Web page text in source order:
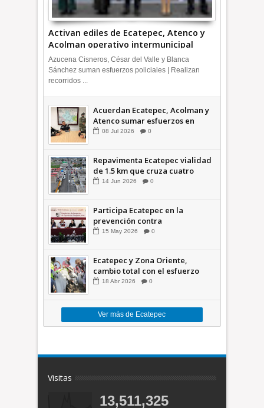
Activan ediles de Ecatepec, Atenco y
Acolman operativo intermunicipal
Azucena Cisneros, César del Valle y Blanca
Sánchez suman esfuerzos policiales | Realizan
recorridos ...
Acuerdan Ecatepec, Acolman y
Atenco sumar esfuerzos en
seguridad
08 Jul 2026 0
Repavimenta Ecatepec vialidad
de 1.5 km que cruza cuatro
comunidades +Video
14 Jun 2026 0
Participa Ecatepec en la
prevención contra
inundaciones en el Valle de
15 May 2026 0
Ecatepec y Zona Oriente,
cambio total con el esfuerzo
conjunto: Azucena; retiran 21
18 Abr 2026 0
Ver más de Ecatepec
Visitas
13,511,325